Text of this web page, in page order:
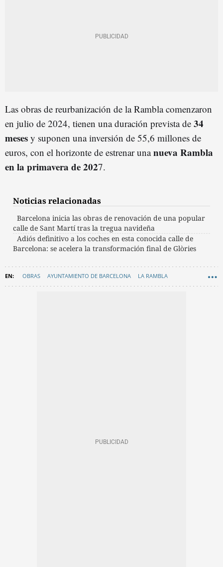
Las obras de reurbanización de la Rambla comenzaron
en julio de 2024, tienen una duración prevista de 34
meses y suponen una inversión de 55,6 millones de
euros, con el horizonte de estrenar unanueva Rambla
en la primavera de 2027.
Noticias relacionadas
Barcelona inicia las obras de renovación de una popular
calle de Sant Martí tras la tregua navideña
Adiós definitivo a los coches en esta conocida calle de
Barcelona: se acelera la transformación final de Glòries
OBRAS AYUNTAMIENTO DE BARCELONA LA RAMBLA